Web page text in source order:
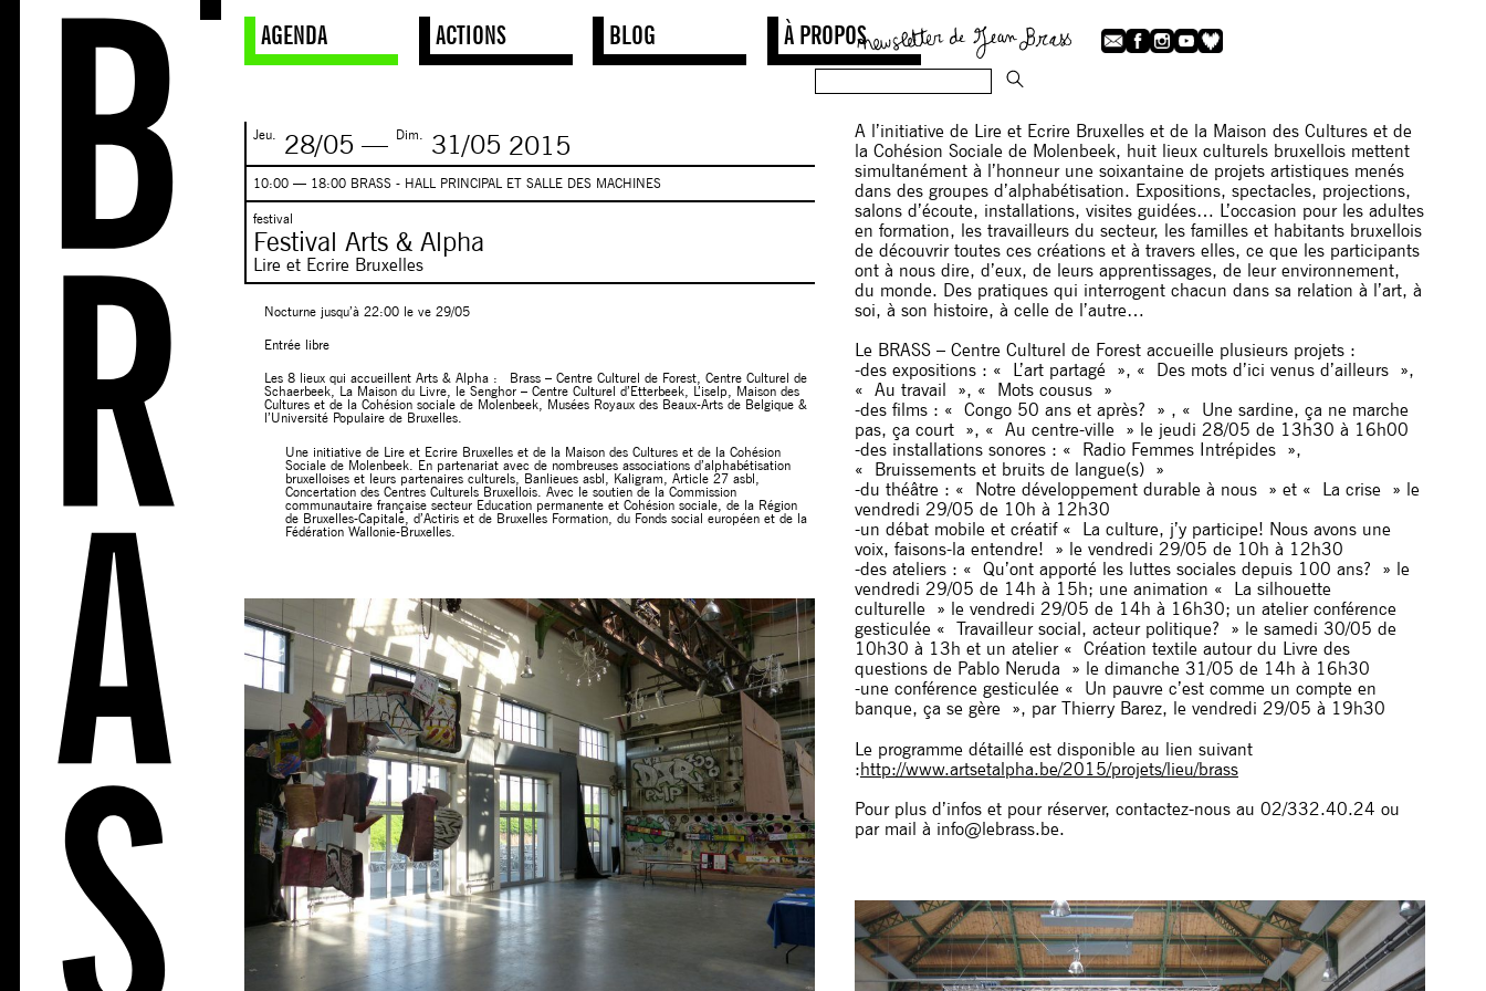
AGENDA ACTIONS BLOG À PROPOS
Jeu. 28/05— Dim. 31/052015
10:00 — 18:00 BRASS - HALL PRINCIPAL ET SALLE DES MACHINES
festival
Festival Arts & Alpha
Lire et Ecrire Bruxelles
Nocturne jusqu’à 22:00 le ve 29/05
Entrée libre
Les 8 lieux qui accueillent Arts & Alpha : Brass – Centre Culturel de Forest, Centre Culturel de
Schaerbeek, La Maison du Livre, le Senghor – Centre Culturel d’Etterbeek, L’iselp, Maison des
Cultures et de la Cohésion sociale de Molenbeek, Musées Royaux des Beaux-Arts de Belgique &
l’Université Populaire de Bruxelles.
Une initiative de Lire et Ecrire Bruxelles et de la Maison des Cultures et de la Cohésion
Sociale de Molenbeek. En partenariat avec de nombreuses associations d’alphabétisation
bruxelloises et leurs partenaires culturels, Banlieues asbl, Kaligram, Article 27 asbl,
Concertation des Centres Culturels Bruxellois. Avec le soutien de la Commission
communautaire française secteur Education permanente et Cohésion sociale, de la Région
de Bruxelles-Capitale, d’Actiris et de Bruxelles Formation, du Fonds social européen et de la
Fédération Wallonie-Bruxelles.
A l’initiative de Lire et Ecrire Bruxelles et de la Maison des Cultures et de
la Cohésion Sociale de Molenbeek, huit lieux culturels bruxellois mettent
simultanément à l’honneur une soixantaine de projets artistiques menés
dans des groupes d’alphabétisation. Expositions, spectacles, projections,
salons d’écoute, installations, visites guidées… L’occasion pour les adultes
en formation, les travailleurs du secteur, les familles et habitants bruxellois
de découvrir toutes ces créations et à travers elles, ce que les participants
ont à nous dire, d’eux, de leurs apprentissages, de leur environnement,
du monde. Des pratiques qui interrogent chacun dans sa relation à l’art, à
soi, à son histoire, à celle de l’autre…
Le BRASS – Centre Culturel de Forest accueille plusieurs projets :
-des expositions : « L’art partagé », « Des mots d’ici venus d’ailleurs »,
« Au travail », « Mots cousus »
-des films : « Congo 50 ans et après? » , « Une sardine, ça ne marche
pas, ça court », « Au centre-ville » le jeudi 28/05 de 13h30 à 16h00
-des installations sonores : « Radio Femmes Intrépides »,
« Bruissements et bruits de langue(s) »
-du théâtre : « Notre développement durable à nous » et « La crise » le
vendredi 29/05 de 10h à 12h30
-un débat mobile et créatif « La culture, j’y participe! Nous avons une
voix, faisons-la entendre! » le vendredi 29/05 de 10h à 12h30
-des ateliers : « Qu’ont apporté les luttes sociales depuis 100 ans? » le
vendredi 29/05 de 14h à 15h; une animation « La silhouette
culturelle » le vendredi 29/05 de 14h à 16h30; un atelier conférence
gesticulée « Travailleur social, acteur politique? » le samedi 30/05 de
10h30 à 13h et un atelier « Création textile autour du Livre des
questions de Pablo Neruda » le dimanche 31/05 de 14h à 16h30
-une conférence gesticulée « Un pauvre c’est comme un compte en
banque, ça se gère », par Thierry Barez, le vendredi 29/05 à 19h30
Le programme détaillé est disponible au lien suivant
:http://www.artsetalpha.be/2015/projets/lieu/brass
Pour plus d’infos et pour réserver, contactez-nous au 02/332.40.24 ou
par mail à info@lebrass.be.